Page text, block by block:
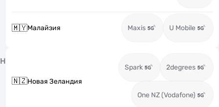
🇲🇾Малайзия Maxis U Mobile
Н
🇳🇿Новая Зеландия
Spark 2degrees
One NZ (Vodafone)